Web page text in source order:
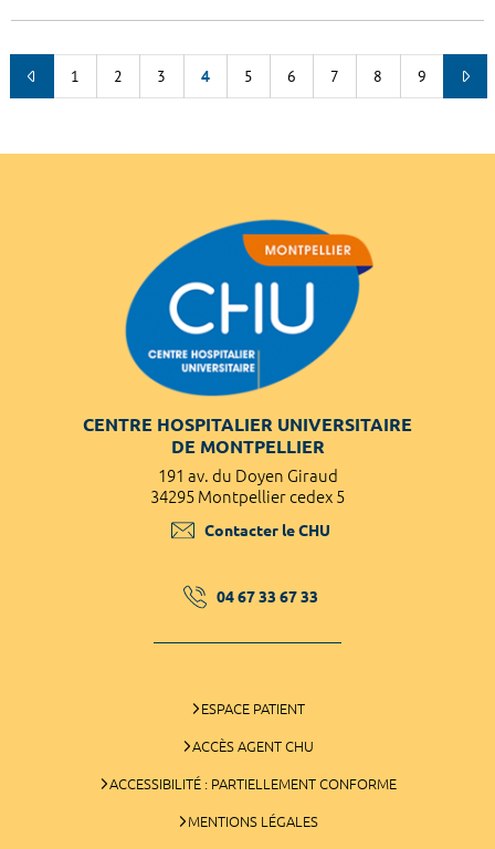
1 2 3 4 5 6 7 8 9
CENTRE HOSPITALIER UNIVERSITAIRE
DE MONTPELLIER
191 av. du Doyen Giraud
34295 Montpellier cedex 5
Contacter le CHU
04 67 33 67 33
ESPACE PATIENT
ACCÈS AGENT CHU
ACCESSIBILITÉ : PARTIELLEMENT CONFORME
MENTIONS LÉGALES